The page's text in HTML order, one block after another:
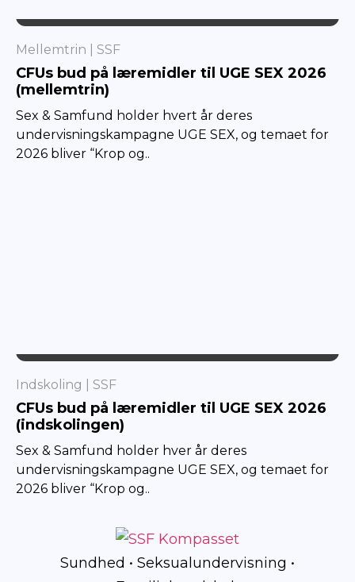
Mellemtrin SSF
CFUs bud på læremidler til UGE SEX 2026
(mellemtrin)
SSF
Sex & Samfund holder hvert år deres
undervisningskampagne UGE SEX, og temaet for
2026 bliver “Krop og..
Indskoling SSF
CFUs bud på læremidler til UGE SEX 2026
(indskolingen)
SSF
Sex & Samfund holder hver år deres
undervisningskampagne UGE SEX, og temaet for
2026 bliver “Krop og..
Sundhed • Seksualundervisning •